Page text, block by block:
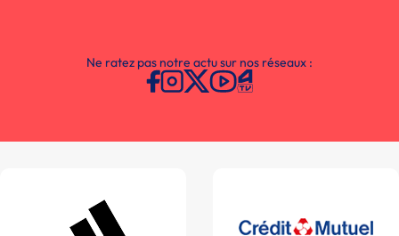
Ne ratez pas notre actu sur nos réseaux :